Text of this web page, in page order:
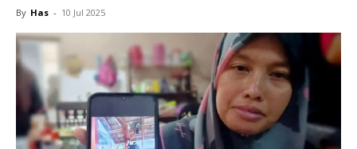
By Has - 10 Jul 2025